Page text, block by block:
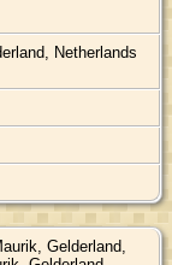
Netherlands
Gelderland,